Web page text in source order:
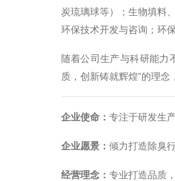
炭琉璃球等）；生物填料
环保技术开发与咨询；环
随着公司生产与科研能力
质，创新铸就辉煌”的理
企业使命： 专注于研发生
企业愿景： 倾力打造除臭
经营理念： 专业打造品质